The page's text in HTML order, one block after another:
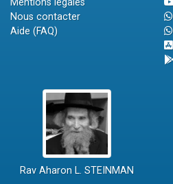
Mentions légales
Nous contacter
Aide (FAQ)
Rav Aharon L. STEINMAN